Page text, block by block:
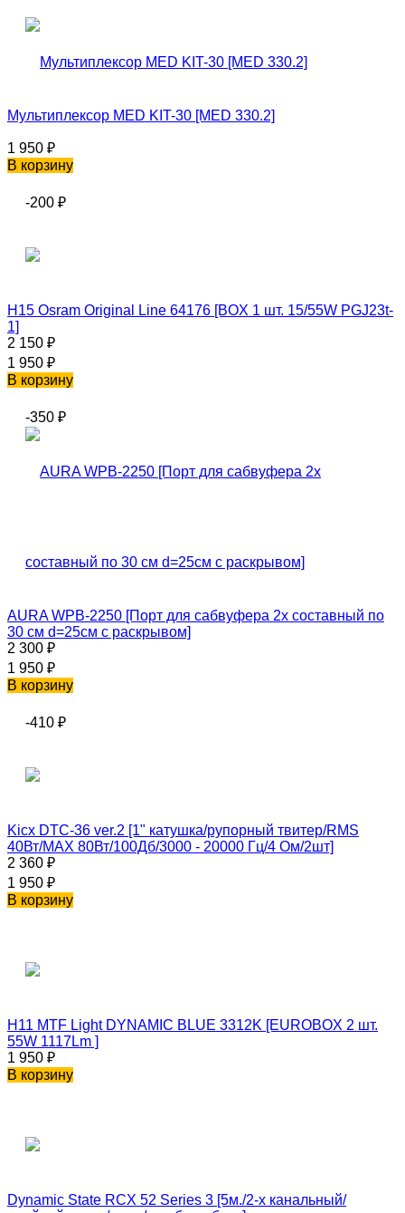
Мультиплексор MED KIT-30 [MED 330.2]
1 950 ₽
В корзину
-200 ₽
H15 Osram Original Line 64176 [BOX 1 шт. 15/55W PGJ23t-
1]
2 150 ₽
1 950 ₽
В корзину
-350 ₽
AURA WPB-2250 [Порт для сабвуфера 2х составный по
30 см d=25см с раскрывом]
2 300 ₽
1 950 ₽
В корзину
-410 ₽
Kicx DTC-36 ver.2 [1" катушка/рупорный твитер/RMS
40Вт/MAX 80Вт/100Дб/3000 - 20000 Гц/4 Ом/2шт]
2 360 ₽
1 950 ₽
В корзину
H11 MTF Light DYNAMIC BLUE 3312K [EUROBOX 2 шт.
55W 1117Lm ]
1 950 ₽
В корзину
Dynamic State RCX 52 Series 3 [5м./2-х канальный/